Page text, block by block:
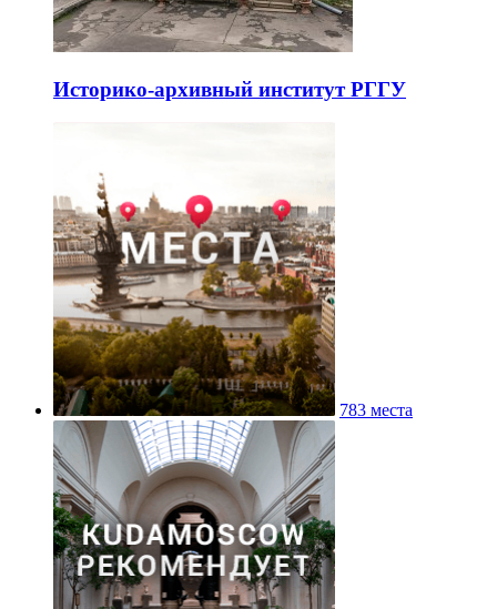
Историко-архивный институт РГГУ
783 места